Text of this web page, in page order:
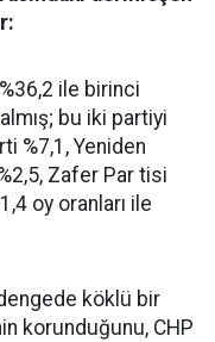
ile birinci
bu iki partiyi
%7,1, Yeniden
Zafer Par tisi
oy oranları ile
köklü bir
korunduğunu, CHP